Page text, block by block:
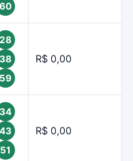
60
28
38
59
R$ 0,00
34
43
51
R$ 0,00